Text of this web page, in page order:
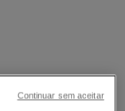
Continuar sem aceitar